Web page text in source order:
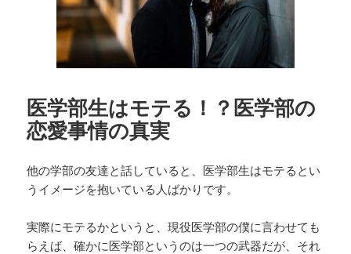
医学部生はモテる！？医学部の
恋愛事情の真実
他の学部の友達と話していると、医学部生はモテるとい
うイメージを抱いている人ばかりです。
実際にモテるかというと、現役医学部の僕に言わせても
らえば、確かに医学部というのは一つの武器だが、それ